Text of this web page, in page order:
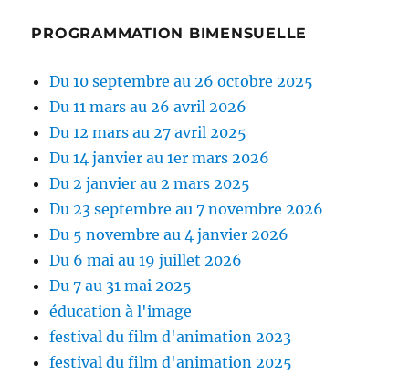
PROGRAMMATION BIMENSUELLE
Du 10 septembre au 26 octobre 2025
Du 11 mars au 26 avril 2026
Du 12 mars au 27 avril 2025
Du 14 janvier au 1er mars 2026
Du 2 janvier au 2 mars 2025
Du 23 septembre au 7 novembre 2026
Du 5 novembre au 4 janvier 2026
Du 6 mai au 19 juillet 2026
Du 7 au 31 mai 2025
éducation à l'image
festival du film d'animation 2023
festival du film d'animation 2025